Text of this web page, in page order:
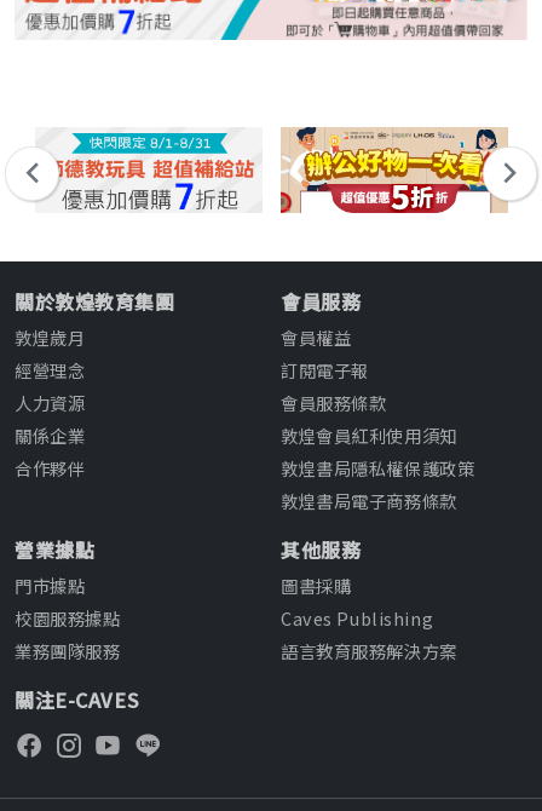
關於敦煌教育集團
敦煌歲月
經營理念
人力資源
關係企業
合作夥伴
會員服務
會員權益
訂閱電子報
會員服務條款
敦煌會員紅利使用須知
敦煌書局隱私權保護政策
敦煌書局電子商務條款
營業據點
門市據點
校園服務據點
業務團隊服務
其他服務
圖書採購
Caves Publishing
語言教育服務解決方案
關注E-CAVES